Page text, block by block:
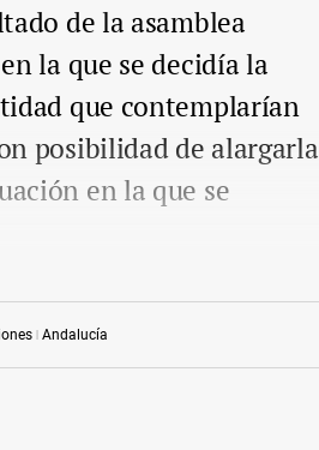
Andalucía
de la asamblea
la que se decidía la
que contemplarían
posibilidad de alargarla
en la que se